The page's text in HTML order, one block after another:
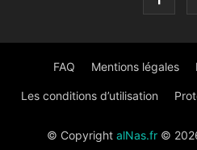
FAQ Mentions légales
Les conditions d’utilisation
© Copyright alNas.fr©